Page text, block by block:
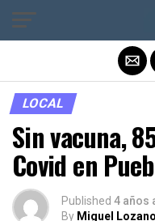
LOCAL
Sin vacuna,
Covid en
Published 4 años
By Miguel Lozano
Salir